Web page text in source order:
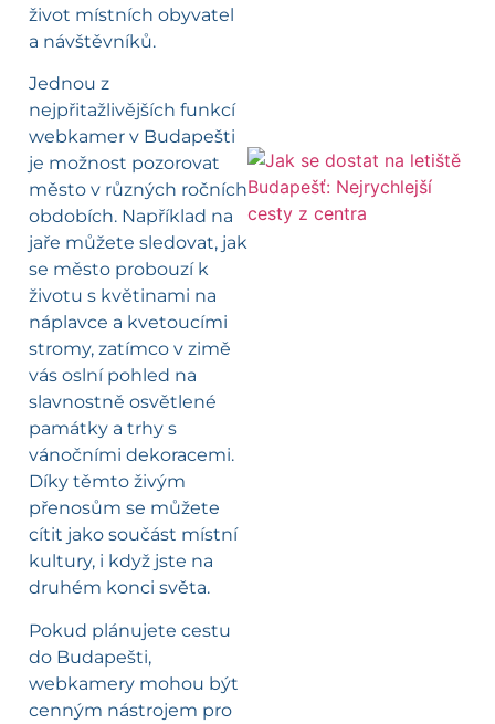
život místních obyvatel
a návštěvníků.
Jednou z
nejpřitažlivějších funkcí
webkamer v Budapešti
je možnost pozorovat
město v různých ročních
obdobích. Například na
jaře můžete sledovat, jak
se město probouzí k
životu s květinami na
náplavce a kvetoucími
stromy, zatímco v zimě
vás oslní pohled na
slavnostně osvětlené
památky a trhy s
vánočními dekoracemi.
Díky těmto živým
přenosům se můžete
cítit jako součást místní
kultury, i když jste na
druhém konci světa.
Pokud plánujete cestu
do Budapešti,
webkamery mohou být
cenným nástrojem pro